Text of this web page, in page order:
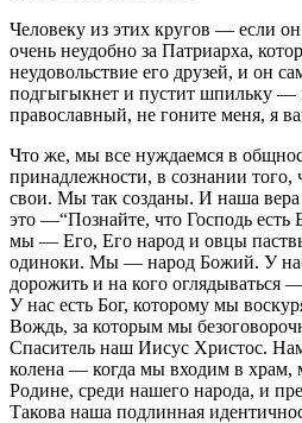
Человеку из этих кругов — если
очень неудобно за Патриарха,
неудовольствие его друзей, и он
подгыгыкнет и пустит шпильку —
православный, не гоните меня, я
Что же, мы все нуждаемся в
принадлежности, в сознании
свои. Мы так созданы. И наша
это —“Познайте, что Господь есть
мы — Его, Его народ и овцы
одиноки. Мы — народ Божий. У
дорожить и на кого оглядываться
У нас есть Бог, которому мы
Вождь, за которым мы
Спаситель наш Иисус Христос.
колена — когда мы входим в храм,
Родине, среди нашего народа, и
Такова наша подлинная